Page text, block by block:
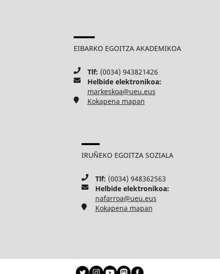
EIBARKO EGOITZA AKADEMIKOA
Tlf: (0034) 943821426
Helbide elektronikoa:
markeskoa@ueu.eus
Kokapena mapan
IRUÑEKO EGOITZA SOZIALA
Tlf: (0034) 948362563
Helbide elektronikoa:
nafarroa@ueu.eus
Kokapena mapan